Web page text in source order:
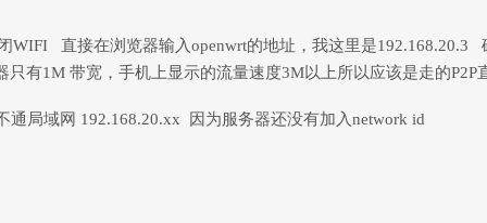
WIFI 直接在浏览器输入openwrt的地址，我这里是
只有1M 带宽，手机上显示的流量速度3M以上所以应该是走的P2P
局域网 192.168.20.xx 因为服务器还没有加入network id